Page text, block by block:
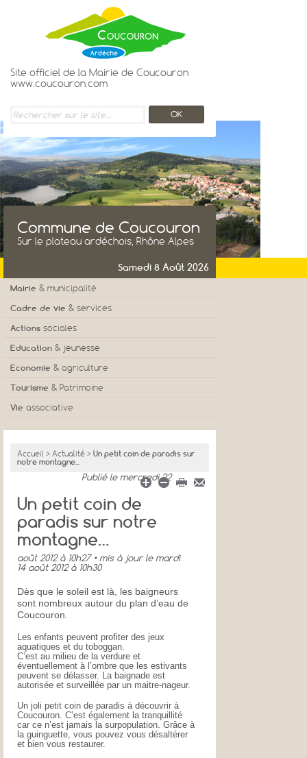
Commune de Coucouron
Sur le plateau ardéchois, Rhône Alpes
Samedi 8 Août 2026
Mairie & municipalité
Cadre de vie & services
Actions sociales
Education & jeunesse
Economie & agriculture
Tourisme & Patrimoine
Vie associative
Accueil > Actualité > Un petit coin de paradis sur
notre montagne...
Un petit coin de
paradis sur notre
montagne…
Publié le mercredi 22
août 2012 à 10h27• mis à jourle mardi
14 août 2012 à 10h30
Dès que le soleil est là, les baigneurs
sont nombreux autour du plan d’eau de
Coucouron.
Les enfants peuvent profiter des jeux
aquatiques et du toboggan.
C’est au milieu de la verdure et
éventuellement à l’ombre que les estivants
peuvent se délasser. La baignade est
autorisée et surveillée par un maitre-nageur.
Un joli petit coin de paradis à découvrir à
Coucouron. C’est également la tranquillité
car ce n’est jamais la surpopulation. Grâce à
la guinguette, vous pouvez vous désaltérer
et bien vous restaurer.
Site officiel de la Mairie de Coucouron
www.coucouron.com